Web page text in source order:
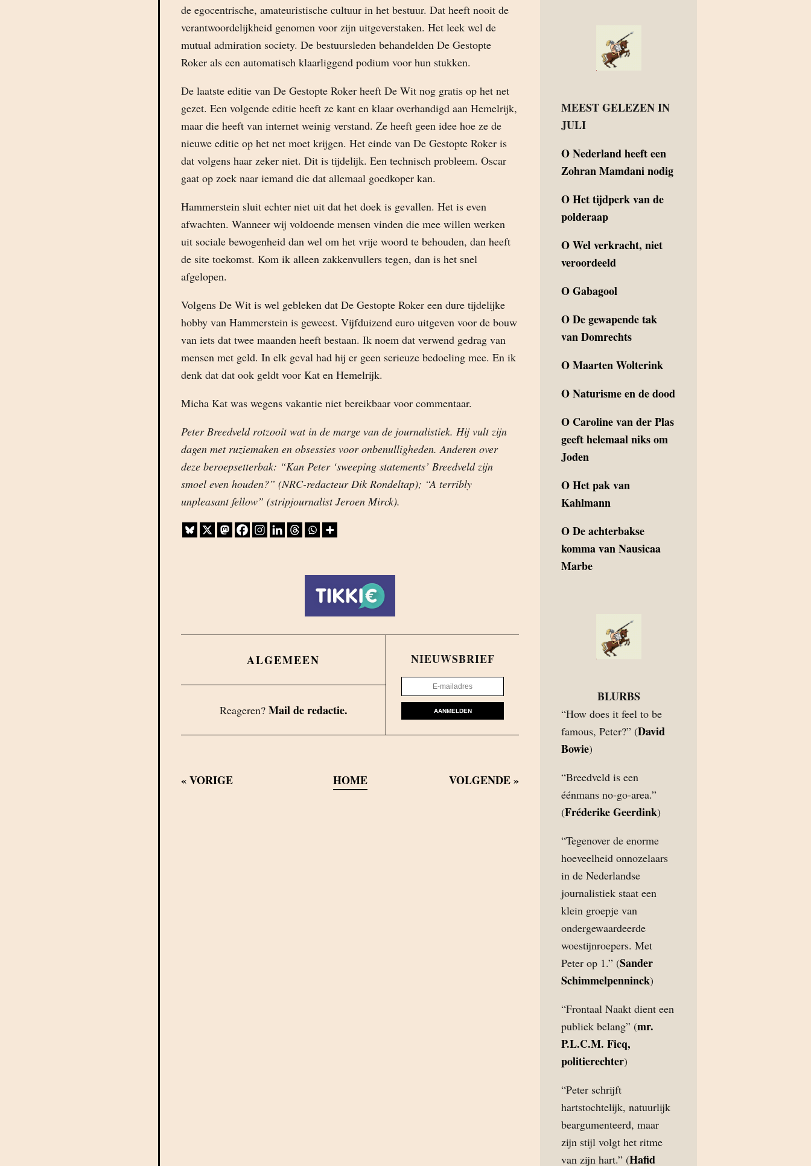
de egocentrische, amateuristische cultuur in het bestuur. Dat heeft nooit de
verantwoordelijkheid genomen voor zijn uitgeverstaken. Het leek wel de
mutual admiration society. De bestuursleden behandelden De Gestopte
Roker als een automatisch klaarliggend podium voor hun stukken.
De laatste editie van De Gestopte Roker heeft De Wit nog gratis op het net
gezet. Een volgende editie heeft ze kant en klaar overhandigd aan Hemelrijk,
maar die heeft van internet weinig verstand. Ze heeft geen idee hoe ze de
nieuwe editie op het net moet krijgen. Het einde van De Gestopte Roker is
dat volgens haar zeker niet. Dit is tijdelijk. Een technisch probleem. Oscar
gaat op zoek naar iemand die dat allemaal goedkoper kan.
Hammerstein sluit echter niet uit dat het doek is gevallen. Het is even
afwachten. Wanneer wij voldoende mensen vinden die mee willen werken
uit sociale bewogenheid dan wel om het vrije woord te behouden, dan heeft
de site toekomst. Kom ik alleen zakkenvullers tegen, dan is het snel
afgelopen.
Volgens De Wit is wel gebleken dat De Gestopte Roker een dure tijdelijke
hobby van Hammerstein is geweest. Vijfduizend euro uitgeven voor de bouw
van iets dat twee maanden heeft bestaan. Ik noem dat verwend gedrag van
mensen met geld. In elk geval had hij er geen serieuze bedoeling mee. En ik
denk dat dat ook geldt voor Kat en Hemelrijk.
Micha Kat was wegens vakantie niet bereikbaar voor commentaar.
Peter Breedveld rotzooit wat in de marge van de journalistiek. Hij vult zijn
dagen met ruziemaken en obsessies voor onbenulligheden. Anderen over
deze beroepsetterbak: “Kan Peter ‘sweeping statements’ Breedveld zijn
smoel even houden?” (NRC-redacteur Dik Rondeltap); “A terribly
unpleasant fellow” (stripjournalist Jeroen Mirck).
ALGEMEEN
Reageren? Mail de redactie.
NIEUWSBRIEF
AANMELDEN
«VORIGE HOME VOLGENDE»
MEEST GELEZEN IN
JULI
ONederland heeft een
Zohran Mamdani nodig
OHet tijdperk van de
polderaap
OWel verkracht, niet
veroordeeld
OGabagool
ODe gewapende tak
van Domrechts
OMaarten Wolterink
ONaturisme en de dood
O Caroline van der Plas
geeft helemaal niks om
Joden
OHet pak van
Kahlmann
ODe achterbakse
komma van Nausicaa
Marbe
BLURBS
“How does it feel to be
famous, Peter?” (David
Bowie)
“Breedveld is een
éénmans no-go-area.”
(Fréderike Geerdink)
“Tegenover de enorme
hoeveelheid onnozelaars
in de Nederlandse
journalistiek staat een
klein groepje van
ondergewaardeerde
woestijnroepers. Met
Peter op 1.” (Sander
Schimmelpenninck)
“Frontaal Naakt dient een
publiek belang” (mr.
P.L.C.M. Ficq,
politierechter)
“Peter schrijft
hartstochtelijk, natuurlijk
beargumenteerd, maar
zijn stijl volgt het ritme
van zijn hart.” (Hafid